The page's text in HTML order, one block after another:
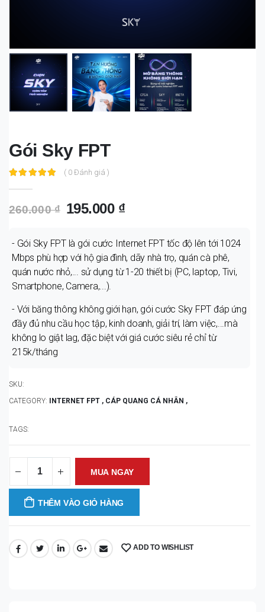
Gói Sky FPT
( 0 Đánh giá )
260.000 ₫ 195.000 ₫
- Gói Sky FPT là gói cước Internet FPT tốc độ lên tới 1024
Mbps phù hợp với hộ gia đình, dãy nhà trọ, quán cà phê,
quán nước nhỏ,... sử dụng từ 1-20 thiết bị (PC, laptop, Tivi,
Smartphone, Camera,...).
- Với băng thông không giới hạn, gói cước Sky FPT đáp ứng
đầy đủ nhu cầu học tập, kinh doanh, giải trí, làm việc,...mà
không lo giật lag, đặc biệt với giá cước siêu rẻ chỉ từ
215k/tháng
SKU:
CATEGORY:
INTERNET FPT , CÁP QUANG CÁ NHÂN ,
TAGS:
MUA NGAY
THÊM VÀO GIỎ HÀNG
SHARE: ADD TO WISHLIST